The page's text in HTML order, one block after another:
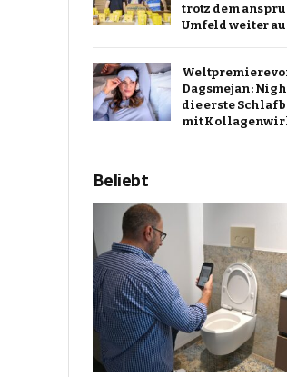
trotz dem
Umfeld weiter
Weltpremiere
Dagsmejan:
die erste
mit
Beliebt